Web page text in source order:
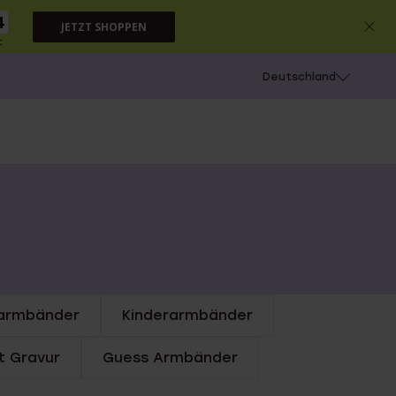
JETZT SHOPPEN
Deutschland
Kinderarmbänder
Gravur Guess Armbänder